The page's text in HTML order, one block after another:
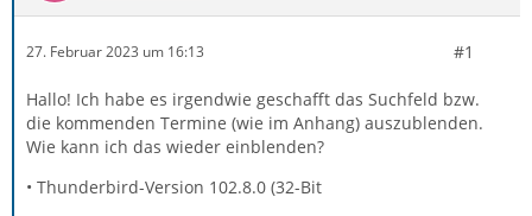
27. Februar 2023 um 16:13 #1
Hallo! Ich habe es irgendwie geschafft das Suchfeld bzw.
die kommenden Termine (wie im Anhang) auszublenden.
Wie kann ich das wieder einblenden?
• Thunderbird-Version 102.8.0 (32-Bit